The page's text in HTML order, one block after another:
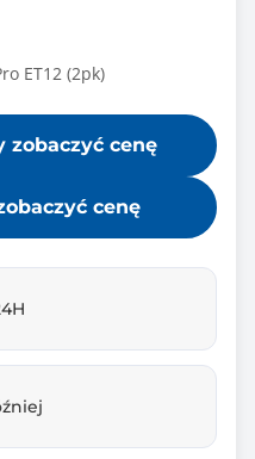
ET12 (2pk)
zobaczyć cenę
cenę